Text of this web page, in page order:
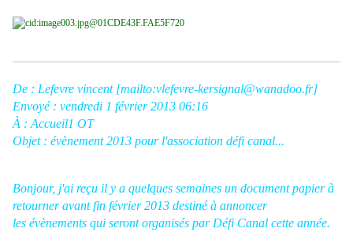
De : Lefevre vincent [mailto:vlefevre-kersignal@wanadoo.fr]
Envoyé : vendredi 1 février 2013 06:16
À : Accueil1 OT
Objet : évènement 2013 pour l'association défi canal...
Bonjour, j'ai reçu il y a quelques semaines un document papier à
retourner avant fin février 2013 destiné à annoncer
les évènements qui seront organisés par Défi Canal cette année.